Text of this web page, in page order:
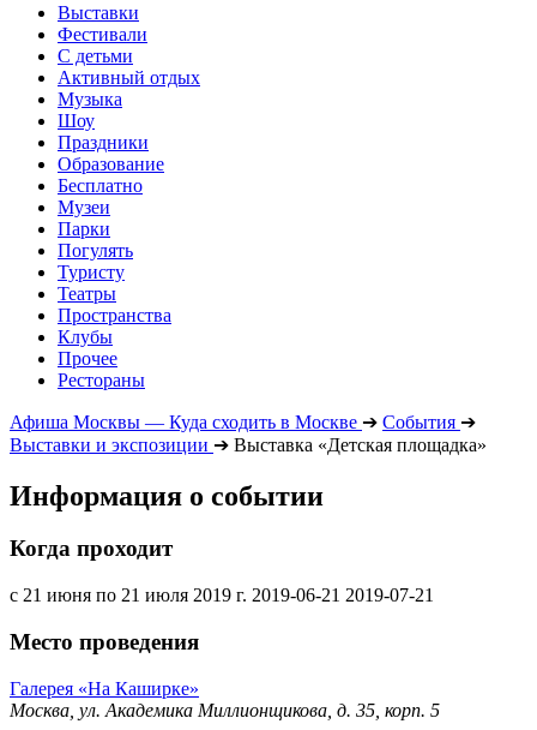
Выставки
Фестивали
С детьми
Активный отдых
Музыка
Шоу
Праздники
Образование
Бесплатно
Музеи
Парки
Погулять
Туристу
Театры
Пространства
Клубы
Прочее
Рестораны
Афиша Москвы — Куда сходить в Москве ➔ События ➔
Выставки и экспозиции ➔ Выставка «Детская площадка»
Информация о событии
Когда проходит
с 21 июня по 21 июля 2019 г. 2019-06-21 2019-07-21
Место проведения
Галерея «На Каширке»
Москва, ул. Академика Миллионщикова, д. 35, корп. 5